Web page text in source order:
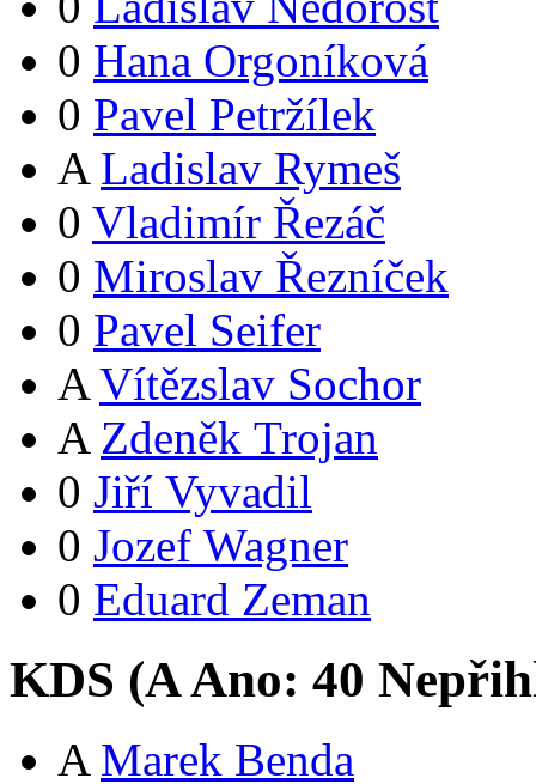
0 Hana Orgoníková
0 Pavel Petržílek
A Ladislav Rymeš
0 Vladimír Řezáč
0 Miroslav Řezníček
0 Pavel Seifer
A Vítězslav Sochor
A Zdeněk Trojan
0 Jiří Vyvadil
0 Jozef Wagner
0 Eduard Zeman
KDS (AAno: 40
A Marek Benda